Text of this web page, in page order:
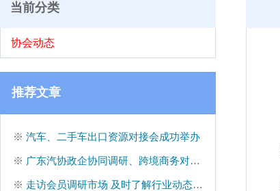
当前分类
协会动态
推荐文章
※ 汽车、二手车出口资源对接会成功举办
※ 广东汽协政企协同调研、跨境商务对接等工作纪实
※ 走访会员调研市场 及时了解行业动态——广东汽协会员服务专题报道